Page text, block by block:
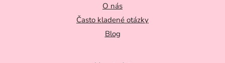
O nás
Často kladené otázky
Blog